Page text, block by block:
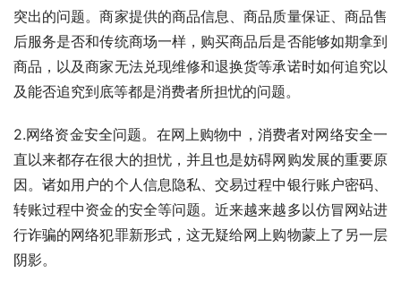
突出的问题。商家提供的商品信息、商品质量保证、商品售
后服务是否和传统商场一样，购买商品后是否能够如期拿到
商品，以及商家无法兑现维修和退换货等承诺时如何追究以
及能否追究到底等都是消费者所担忧的问题。
2.网络资金安全问题。在网上购物中，消费者对网络安全一
直以来都存在很大的担忧，并且也是妨碍网购发展的重要原
因。诸如用户的个人信息隐私、交易过程中银行账户密码、
转账过程中资金的安全等问题。近来越来越多以仿冒网站进
行诈骗的网络犯罪新形式，这无疑给网上购物蒙上了另一层
阴影。